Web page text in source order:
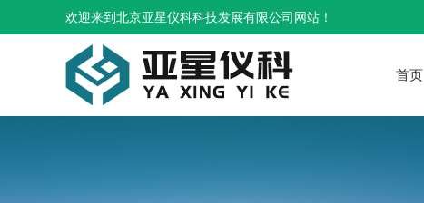
欢迎来到北京亚星仪科科技发展有限公司网站！
首页